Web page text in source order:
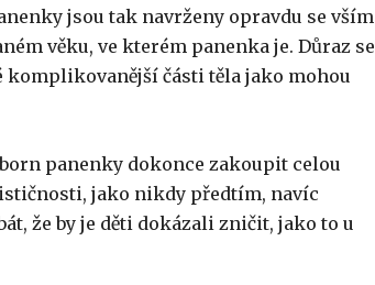
jsou tak navrženy opravdu se vším
věku, ve kterém panenka je. Důraz se
komplikovanější části těla jako mohou
panenky dokonce zakoupit celou
jako nikdy předtím, navíc
že by je děti dokázali zničit, jako to u